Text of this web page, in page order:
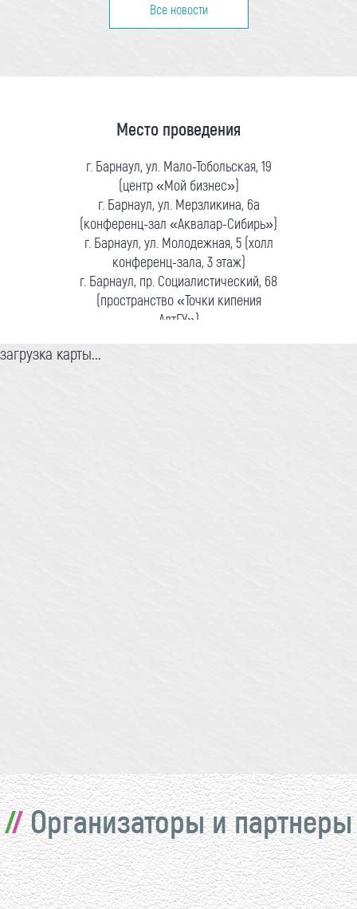
Все новости
Место проведения
г. Барнаул, ул. Мало-Тобольская, 19
(центр «Мой бизнес»)
г. Барнаул, ул. Мерзликина, 6а
(конференц-зал «Аквалар-Сибирь»)
г. Барнаул, ул. Молодежная, 5 (холл
конференц-зала, 3 этаж)
г. Барнаул, пр. Социалистический, 68
(пространство «Точки кипения
АлтГУ»)
загрузка карты...
Организаторы и партнеры